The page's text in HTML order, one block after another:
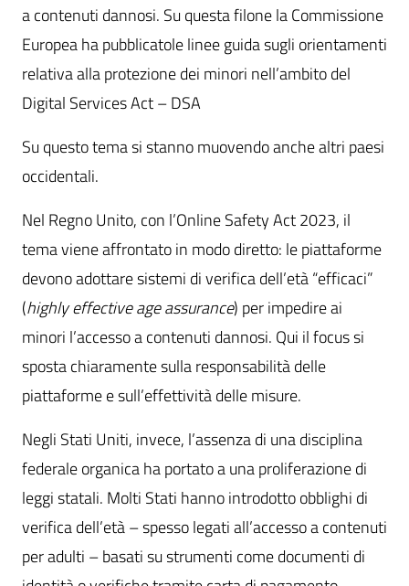
a contenuti dannosi. Su questa filone la Commissione
Europea ha pubblicatole linee guida sugli orientamenti
relativa alla protezione dei minori nell’ambito del
Digital Services Act – DSA
Su questo tema si stanno muovendo anche altri paesi
occidentali.
Nel Regno Unito, con l’Online Safety Act 2023, il
tema viene affrontato in modo diretto: le piattaforme
devono adottare sistemi di verifica dell’età “efficaci”
(highly effective age assurance) per impedire ai
minori l’accesso a contenuti dannosi. Qui il focus si
sposta chiaramente sulla responsabilità delle
piattaforme e sull’effettività delle misure.
Negli Stati Uniti, invece, l’assenza di una disciplina
federale organica ha portato a una proliferazione di
leggi statali. Molti Stati hanno introdotto obblighi di
verifica dell’età – spesso legati all’accesso a contenuti
per adulti – basati su strumenti come documenti di